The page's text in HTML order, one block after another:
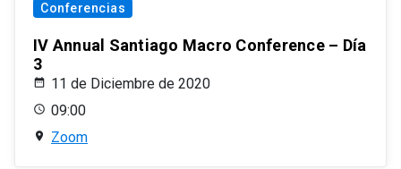
Conferencias
IV Annual Santiago Macro Conference – Día
3
11 de Diciembre de 2020
09:00
Zoom